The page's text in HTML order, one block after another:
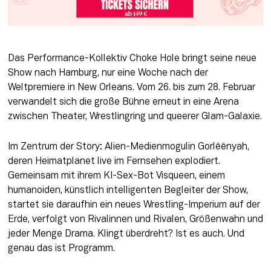
Das Performance-Kollektiv Choke Hole bringt seine neue
Show nach Hamburg, nur eine Woche nach der
Weltpremiere in New Orleans. Vom 26. bis zum 28. Februar
verwandelt sich die große Bühne erneut in eine Arena
zwischen Theater, Wrestlingring und queerer Glam-Galaxie.
Im Zentrum der Story: Alien-Medienmogulin Gorlëënyah,
deren Heimatplanet live im Fernsehen explodiert.
Gemeinsam mit ihrem KI-Sex-Bot Visqueen, einem
humanoiden, künstlich intelligenten Begleiter der Show,
startet sie daraufhin ein neues Wrestling-Imperium auf der
Erde, verfolgt von Rivalinnen und Rivalen, Größenwahn und
jeder Menge Drama. Klingt überdreht? Ist es auch. Und
genau das ist Programm.